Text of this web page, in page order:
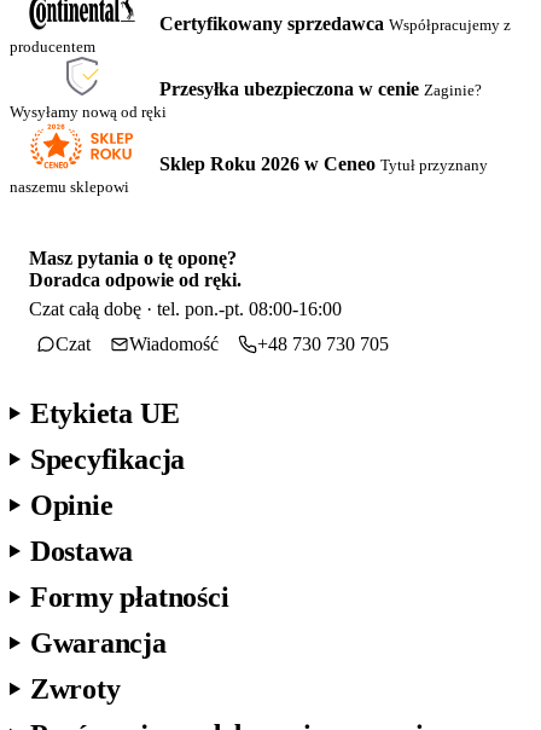
Certyfikowany sprzedawca Współpracujemy z
producentem
Przesyłka ubezpieczona w cenie Zaginie?
Wysyłamy nową od ręki
Sklep Roku 2026 w Ceneo Tytuł przyznany
naszemu sklepowi
Masz pytania o tę oponę?
Doradca odpowie od ręki.
Czat całą dobę · tel. pon.-pt. 08:00-16:00
Czat
Wiadomość +48 730 730 705
Etykieta UE
Specyfikacja
Opinie
Dostawa
Formy płatności
Gwarancja
Zwroty